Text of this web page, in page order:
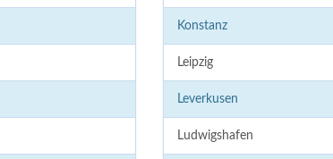
Konstanz
Leipzig
Leverkusen
Ludwigshafen